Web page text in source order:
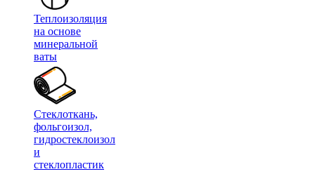
Теплоизоляция
на основе
минеральной
ваты
Стеклоткань,
фольгоизол,
гидростеклоизол
и
стеклопластик